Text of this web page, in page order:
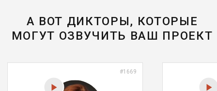
А ВОТ ДИКТОРЫ, КОТОРЫЕ
МОГУТ ОЗВУЧИТЬ ВАШ ПРОЕКТ
#1669